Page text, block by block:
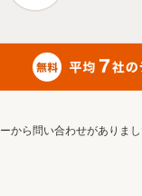
から問い合わせがありま